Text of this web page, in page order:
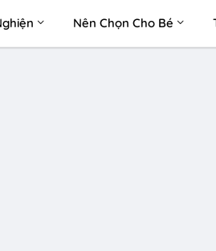
Nên Chọn Cho Bé